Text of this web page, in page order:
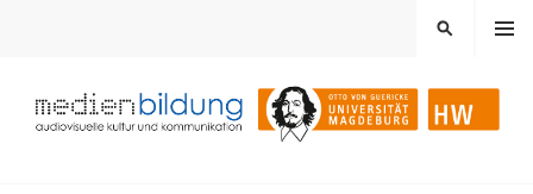
Audiovisuelle Kultur und Kommunikation
MENÜ
SUCHEN